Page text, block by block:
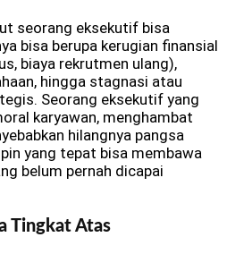
seorang eksekutif bisa
bisa berupa kerugian finansial
biaya rekrutmen ulang),
hingga stagnasi atau
Seorang eksekutif yang
karyawan, menghambat
hilangnya pangsa
yang tepat bisa membawa
belum pernah dicapai
Tingkat Atas